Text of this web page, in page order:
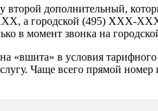
дополнительный,
а городской (495) XXX-
в момент звонка на
«вшита» в условия
Чаще всего прямой